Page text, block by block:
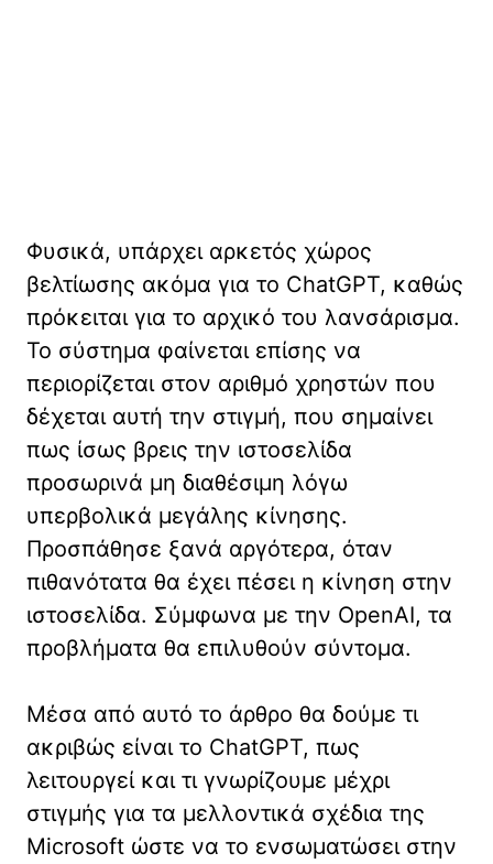
Φυσικά, υπάρχει αρκετός χώρος
βελτίωσης ακόμα για το ChatGPT, καθώς
πρόκειται για το αρχικό του λανσάρισμα.
Το σύστημα φαίνεται επίσης να
περιορίζεται στον αριθμό χρηστών που
δέχεται αυτή την στιγμή, που σημαίνει
πως ίσως βρεις την ιστοσελίδα
προσωρινά μη διαθέσιμη λόγω
υπερβολικά μεγάλης κίνησης.
Προσπάθησε ξανά αργότερα, όταν
πιθανότατα θα έχει πέσει η κίνηση στην
ιστοσελίδα. Σύμφωνα με την OpenAI, τα
προβλήματα θα επιλυθούν σύντομα.
Μέσα από αυτό το άρθρο θα δούμε τι
ακριβώς είναι το ChatGPT, πως
λειτουργεί και τι γνωρίζουμε μέχρι
στιγμής για τα μελλοντικά σχέδια της
Microsoft ώστε να το ενσωματώσει στην